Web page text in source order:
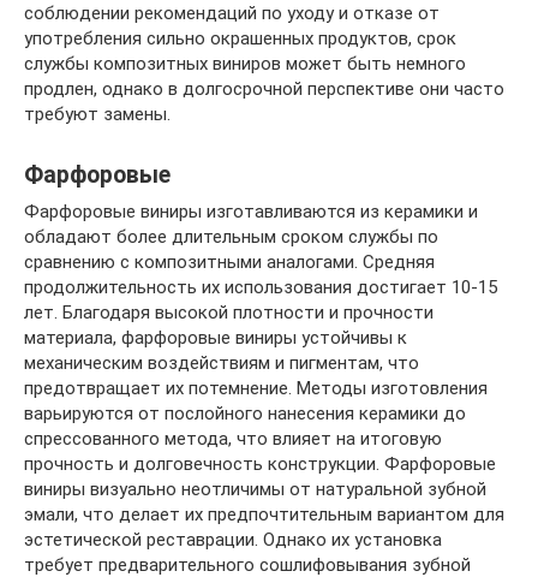
соблюдении рекомендаций по уходу и отказе от
употребления сильно окрашенных продуктов, срок
службы композитных виниров может быть немного
продлен, однако в долгосрочной перспективе они часто
требуют замены.
Фарфоровые
Фарфоровые виниры изготавливаются из керамики и
обладают более длительным сроком службы по
сравнению с композитными аналогами. Средняя
продолжительность их использования достигает 10-15
лет. Благодаря высокой плотности и прочности
материала, фарфоровые виниры устойчивы к
механическим воздействиям и пигментам, что
предотвращает их потемнение. Методы изготовления
варьируются от послойного нанесения керамики до
спрессованного метода, что влияет на итоговую
прочность и долговечность конструкции. Фарфоровые
виниры визуально неотличимы от натуральной зубной
эмали, что делает их предпочтительным вариантом для
эстетической реставрации. Однако их установка
требует предварительного сошлифовывания зубной